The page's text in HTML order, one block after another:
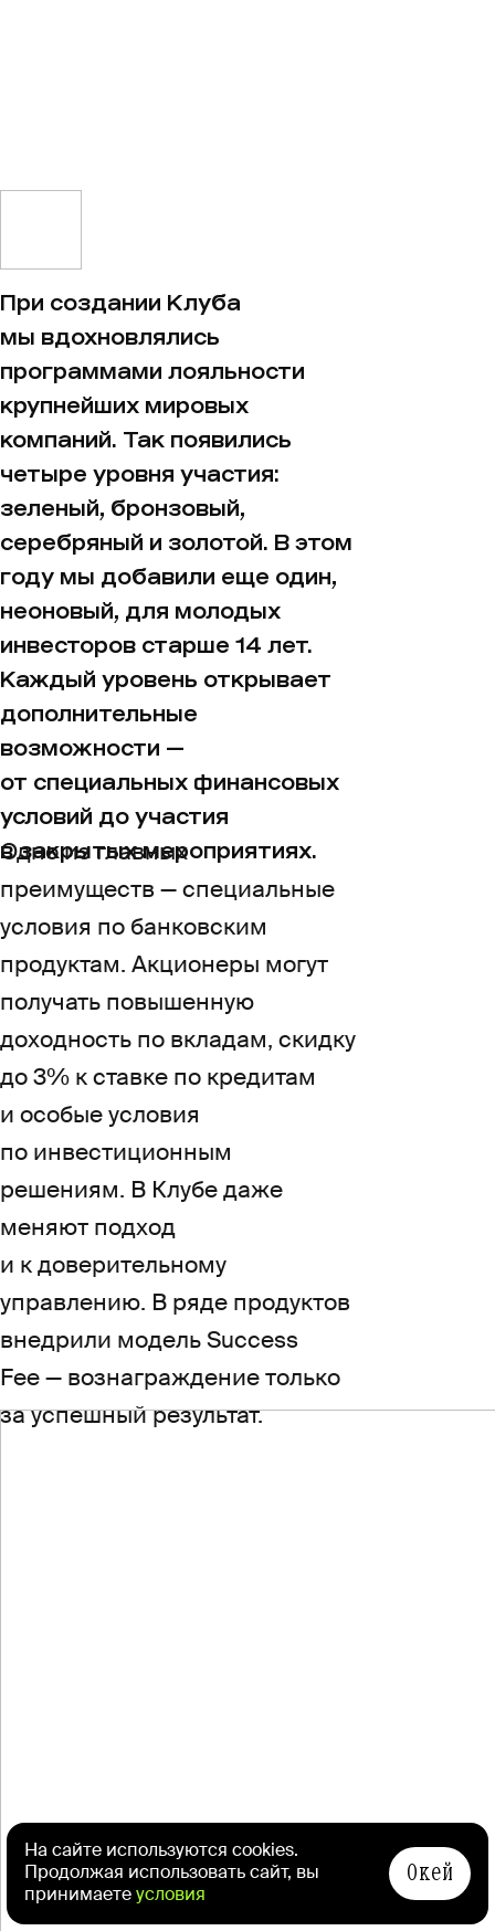
При создании Клуба
мы вдохновлялись
программами лояльности
крупнейших мировых
компаний. Так появились
четыре уровня участия:
зеленый, бронзовый,
серебряный и золотой. В этом
году мы добавили еще один,
неоновый, для молодых
инвесторов старше 14 лет.
Каждый уровень открывает
дополнительные
возможности —
от специальных финансовых
условий до участия
в закрытых мероприятиях.
Одно из главных
преимуществ — специальные
условия по банковским
продуктам. Акционеры могут
получать повышенную
доходность по вкладам, скидку
до 3% к ставке по кредитам
и особые условия
по инвестиционным
решениям. В Клубе даже
меняют подход
и к доверительному
управлению. В ряде продуктов
внедрили модель Success
Fee — вознаграждение только
за успешный результат.
На сайте используются cookies.
Продолжая использовать сайт, вы
принимаетеусловия
Окей